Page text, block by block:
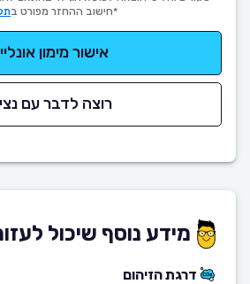
*חישוב ההחזר מפורט ב
אישור מימון
רוצה לדבר עם
מידע נוסף שיכול
דרגת הזיהום